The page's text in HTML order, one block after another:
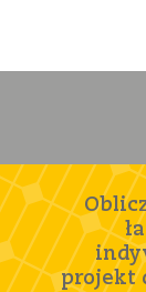
projekt